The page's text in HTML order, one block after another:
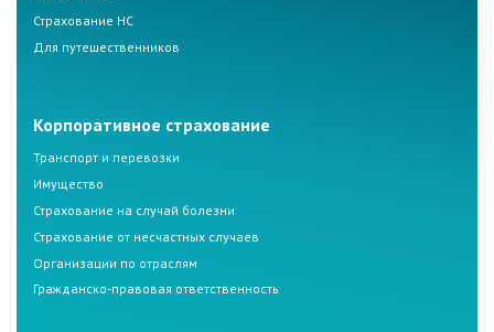
Страхование НС
Для путешественников
Корпоративное страхование
Транспорт и перевозки
Имущество
Страхование на случай болезни
Страхование от несчастных случаев
Организации по отраслям
Гражданско-правовая ответственность